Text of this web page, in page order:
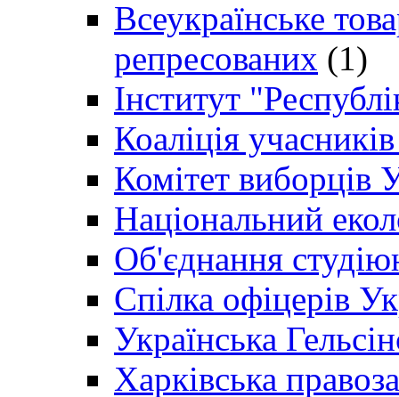
Всеукраїнське
репресованих (1)
Інститут
Коаліція
Комітет виборців
Національний
Об'єднання
Спілка офіцерів
Українська
Харківська